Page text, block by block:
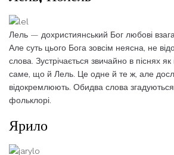
Лель — дохристиянський Бог любові
Але суть цього Бога зовсім неясна, не
слова. Зустрічається звичайно в піснях
саме, що й Лель. Це одне й те ж, але
відокремлюють. Обидва слова
фольклорі.
Ярило